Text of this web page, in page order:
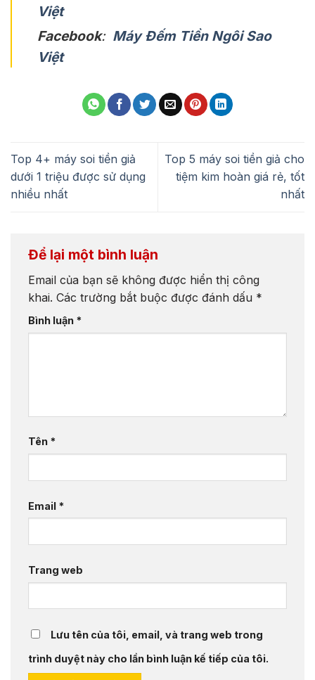
Việt
Facebook: Máy Đếm Tiền Ngôi Sao
Việt
Top 4+ máy soi tiền giả
dưới 1 triệu được sử dụng
nhiều nhất
Top 5 máy soi tiền giả cho
tiệm kim hoàn giá rẻ, tốt
nhất
Để lại một bình luận
Email của bạn sẽ không được hiển thị công
khai. Các trường bắt buộc được đánh dấu *
Bình luận *
Tên *
Email *
Trang web
Lưu tên của tôi, email, và trang web trong
trình duyệt này cho lần bình luận kế tiếp của tôi.